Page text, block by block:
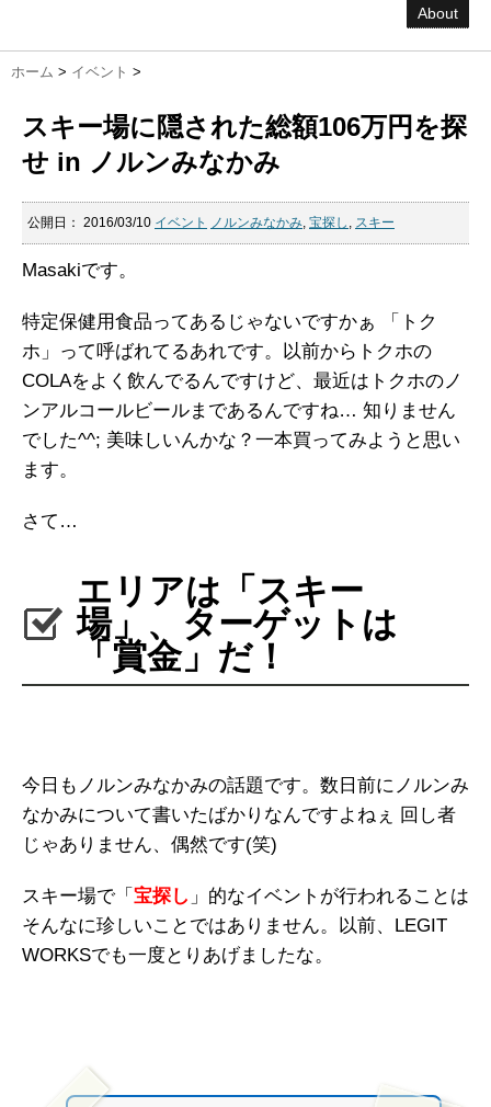
About
ホーム > イベント >
スキー場に隠された総額106万円を探
せ in ノルンみなかみ
公開日： 2016/03/10 イベント ノルンみなかみ, 宝探し , スキー
Masakiです。
特定保健用食品ってあるじゃないですかぁ 「トク
ホ」って呼ばれてるあれです。以前からトクホの
COLAをよく飲んでるんですけど、最近はトクホのノ
ンアルコールビールまであるんですね… 知りません
でした^^; 美味しいんかな？一本買ってみようと思い
ます。
さて…
エリアは「スキー
場」、ターゲットは
「賞金」だ！
今日もノルンみなかみの話題です。数日前にノルンみ
なかみについて書いたばかりなんですよねぇ 回し者
じゃありません、偶然です(笑)
スキー場で「 宝探し 」的なイベントが行われることは
そんなに珍しいことではありません。以前、LEGIT
WORKSでも一度とりあげましたな。